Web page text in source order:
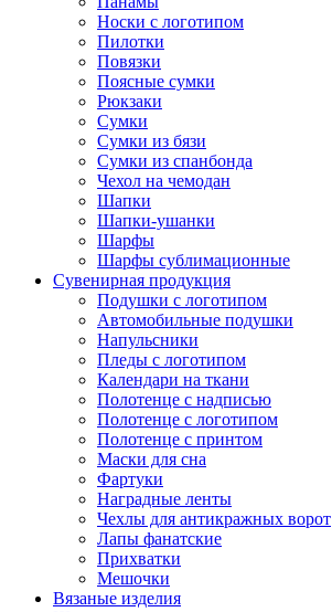
Носки с логотипом
Пилотки
Повязки
Поясные сумки
Рюкзаки
Сумки
Сумки из бязи
Сумки из спанбонда
Чехол на чемодан
Шапки
Шапки-ушанки
Шарфы
Шарфы сублимационные
Сувенирная продукция
Подушки с логотипом
Автомобильные подушки
Напульсники
Пледы с логотипом
Календари на ткани
Полотенце с надписью
Полотенце с логотипом
Полотенце с принтом
Маски для сна
Фартуки
Наградные ленты
Чехлы для антикражных ворот
Лапы фанатские
Прихватки
Мешочки
Вязаные изделия